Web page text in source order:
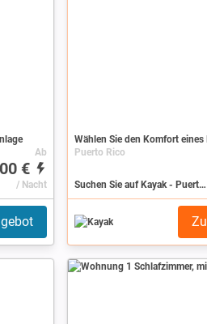
Ab
€
/ Nacht
Wählen Sie den Komfort eines
Puerto Rico
Suchen Sie auf Kayak - Puerto Rico